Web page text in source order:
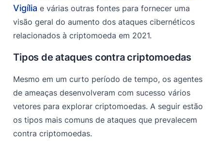
Vigília e várias outras fontes para fornecer uma
visão geral do aumento dos ataques cibernéticos
relacionados à criptomoeda em 2021.
Tipos de ataques contra criptomoedas
Mesmo em um curto período de tempo, os agentes
de ameaças desenvolveram com sucesso vários
vetores para explorar criptomoedas. A seguir estão
os tipos mais comuns de ataques que prevalecem
contra criptomoedas.